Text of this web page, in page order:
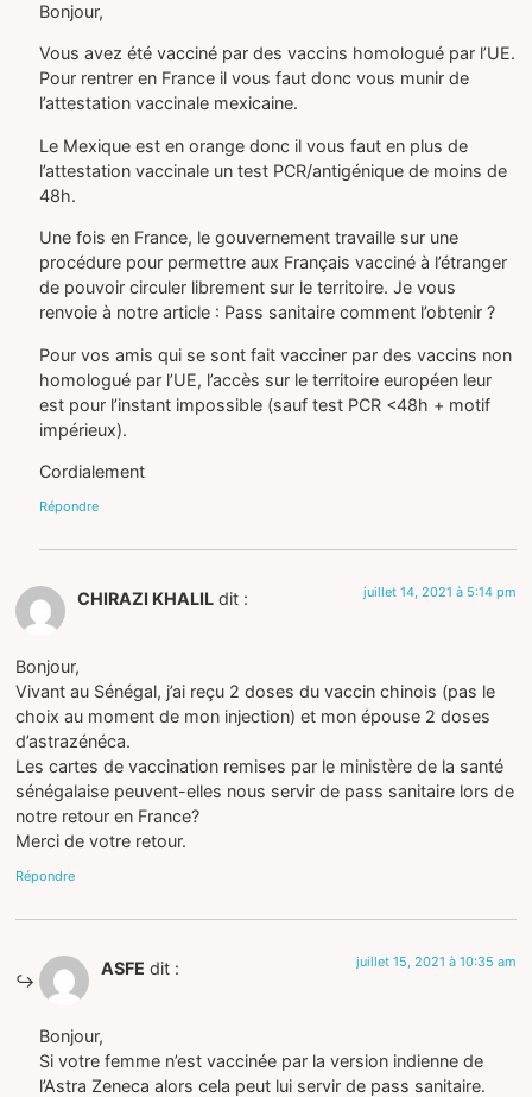
Bonjour,
Vous avez été vacciné par des vaccins homologué par l’UE.
Pour rentrer en France il vous faut donc vous munir de
l’attestation vaccinale mexicaine.
Le Mexique est en orange donc il vous faut en plus de
l’attestation vaccinale un test PCR/antigénique de moins de
48h.
Une fois en France, le gouvernement travaille sur une
procédure pour permettre aux Français vacciné à l’étranger
de pouvoir circuler librement sur le territoire. Je vous
renvoie à notre article : Pass sanitaire comment l’obtenir ?
Pour vos amis qui se sont fait vacciner par des vaccins non
homologué par l’UE, l’accès sur le territoire européen leur
est pour l’instant impossible (sauf test PCR <48h + motif
impérieux).
Cordialement
Répondre
CHIRAZI KHALIL dit : juillet 14, 2021 à 5:14 pm
Bonjour,
Vivant au Sénégal, j’ai reçu 2 doses du vaccin chinois (pas le
choix au moment de mon injection) et mon épouse 2 doses
d’astrazénéca.
Les cartes de vaccination remises par le ministère de la santé
sénégalaise peuvent-elles nous servir de pass sanitaire lors de
notre retour en France?
Merci de votre retour.
Répondre
ASFE dit : juillet 15, 2021 à 10:35 am
Bonjour,
Si votre femme n’est vaccinée par la version indienne de
l’Astra Zeneca alors cela peut lui servir de pass sanitaire.